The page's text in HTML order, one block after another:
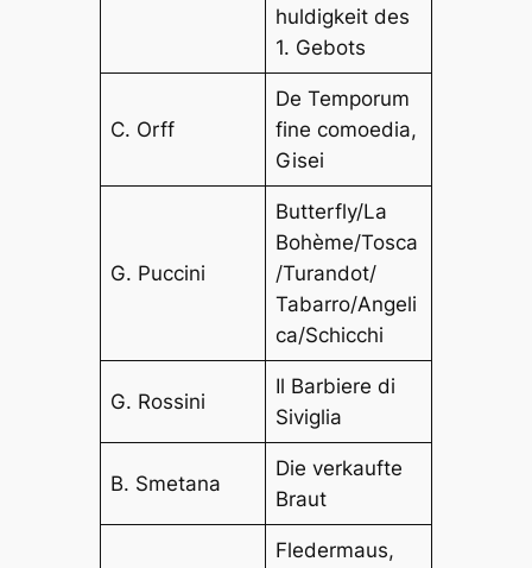
huldigkeit des
1. Gebots
C. Orff
De Temporum
fine comoedia,
Gisei
G. Puccini
Butterfly/La
Bohème/Tosca
/Turandot/
Tabarro/Angeli
ca/Schicchi
G. Rossini
Il Barbiere di
Siviglia
B. Smetana
Die verkaufte
Braut
Fledermaus,